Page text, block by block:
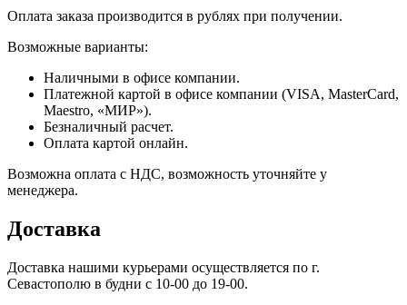
Оплата заказа производится в рублях при получении.
Возможные варианты:
Наличными в офисе компании.
Платежной картой в офисе компании (VISA, MasterCard,
Maestro, «МИР»).
Безналичный расчет.
Оплата картой онлайн.
Возможна оплата с НДС, возможность уточняйте у
менеджера.
Доставка
Доставка нашими курьерами осуществляется по г.
Севастополю в будни с 10-00 до 19-00.